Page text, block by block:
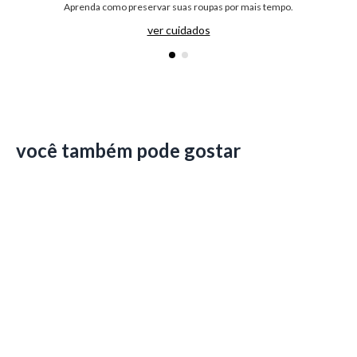
Aprenda como preservar suas roupas por mais tempo.
ver cuidados
você também pode gostar